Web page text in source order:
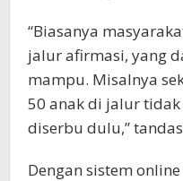
“Biasanya
jalur afirmasi, yang
mampu. Misalnya
50 anak di jalur
diserbu dulu,”
Dengan sistem